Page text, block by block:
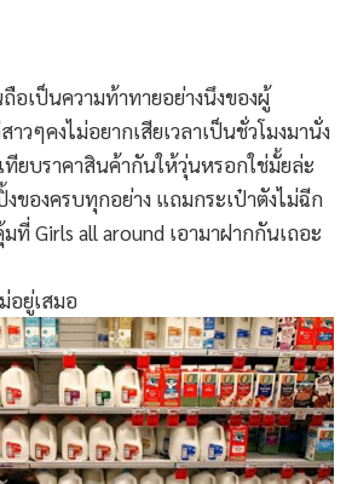
อเป็นความท้าทายอย่างนึงของผู้
วๆคงไม่อยากเสียเวลาเป็นชั่วโมงมานั่ง
ยบราคาสินค้ากันให้วุ่นหรอกใช่มั้ยล่ะ
ของครบทุกอย่าง แถมกระเป๋าตังไม่ฉีก
ที่ Girls all around เอามาฝากกันเถอะ
อยู่เสมอ